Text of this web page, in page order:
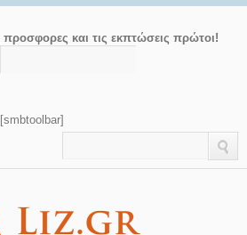
προσφορες και τις εκπτώσεις πρώτοι!
[smbtoolbar]